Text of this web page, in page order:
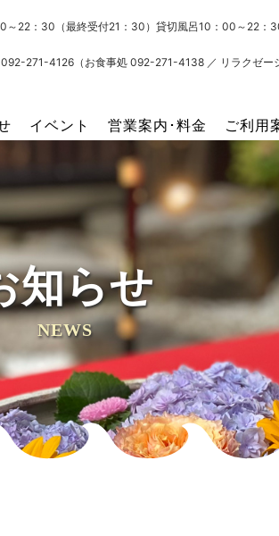
22：30（最終受付21：30）貸切風呂10：00～22：
092-271-4126（お食事処 092-271-4138 ／ リラクゼ
イベント 営業案内･料金 ご利用
知らせ
NEWS